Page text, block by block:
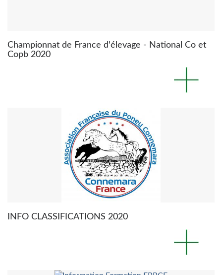
Championnat de France d'élevage - National Co et
Copb 2020
INFO CLASSIFICATIONS 2020